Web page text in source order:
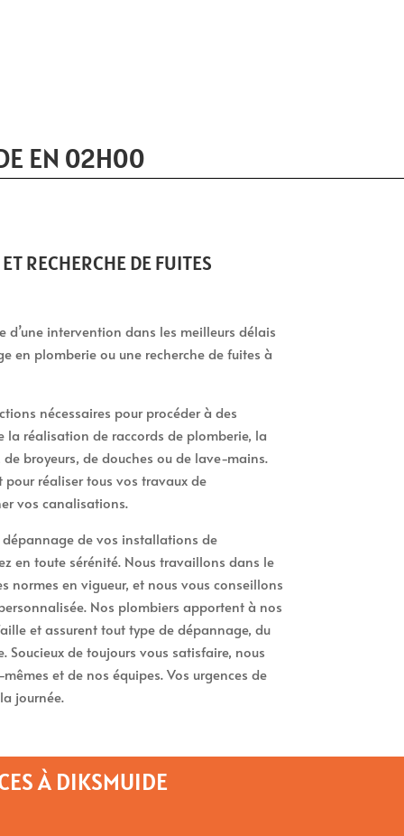
EN 02H00
RECHERCHE DE FUITES
d’une intervention dans les meilleurs délais
en plomberie ou une recherche de fuites à
nécessaires pour procéder à des
la réalisation de raccords de plomberie, la
broyeurs, de douches ou de lave-mains.
réaliser tous vos travaux de
vos canalisations.
dépannage de vos installations de
en toute sérénité. Nous travaillons dans le
normes en vigueur, et nous vous conseillons
Nos plombiers apportent à nos
et assurent tout type de dépannage, du
Soucieux de toujours vous satisfaire, nous
et de nos équipes. Vos urgences de
journée.
À DIKSMUIDE